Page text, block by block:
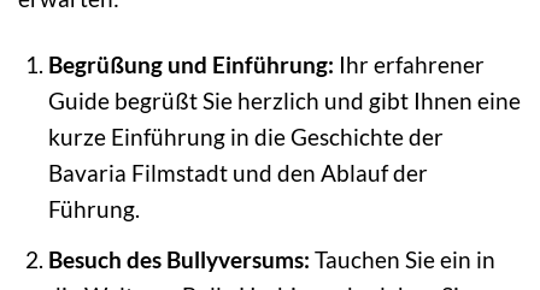
Begrüßung und Einführung: Ihr erfahrener
Guide begrüßt Sie herzlich und gibt Ihnen eine
kurze Einführung in die Geschichte der
Bavaria Filmstadt und den Ablauf der
Führung.
Besuch des Bullyversums: Tauchen Sie ein in